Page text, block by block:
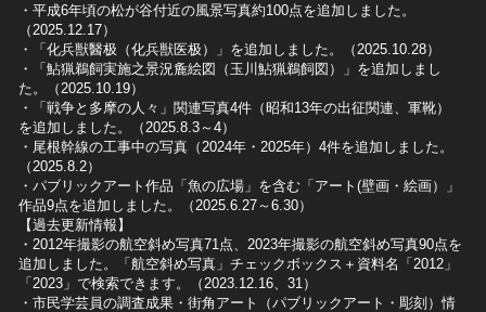
・平成6年頃の松が谷付近の風景写真約100点を追加しました。
（2025.12.17）
・「化兵獣醫极（化兵獣医极）」を追加しました。（2025.10.28）
・「鮎猟鵜飼実施之景況麁絵図（玉川鮎猟鵜飼図）」を追加しまし
た。（2025.10.19）
​・「戦争と多摩の人々」関連写真4件（昭和13年の出征関連、軍靴）
を追加しました。（2025.8.3～4）
​・尾根幹線の工事中の写真（2024年・2025年）4件を追加しました。
（2025.8.2）
​・パブリックアート作品「魚の広場」を含む「アート(壁画・絵画）」
作品9点を追加しました。（2025.6.27～6.30）
【過去更新情報】
・2012年撮影の航空斜め写真71点、2023年撮影の航空斜め写真90点を
追加しました。「航空斜め写真」チェックボックス＋資料名「2012」
「2023」で検索できます。（2023.12.16、31）
​・市民学芸員の調査成果・街角アート（パブリックアート・彫刻）情